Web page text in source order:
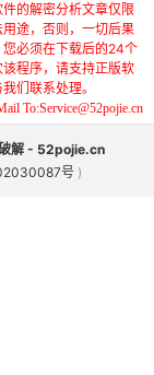
的解密分析文章仅限
途，否则，一切后果
必须在下载后的24个
程序，请支持正版软
们联系处理。
To:Service@52pojie.cn
解 - 52pojie.cn
号 )